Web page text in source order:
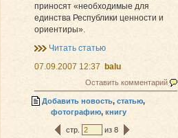
приносят «необходимые для
единства Республики ценности и
ориентиры».
Читать статью
07.09.2007 12:37 balu
Оставить комментарий
Добавить новость,статью,
фотографию, книгу
стр. из 8